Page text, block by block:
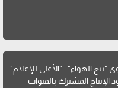
"بيع الهواء".. "الأعلى للإعلام"
الإنتاج المشترك بالقنوات